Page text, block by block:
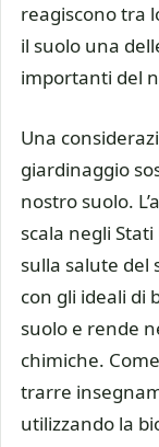
reagiscono tra
il suolo una
importanti del
Una
giardinaggio
nostro suolo.
scala negli
sulla salute del
con gli ideali di
suolo e rende
chimiche.
trarre
utilizzando la